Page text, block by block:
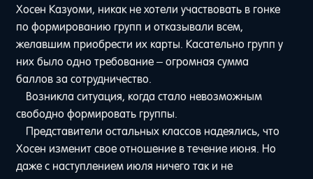
Хосен Казуоми, никак не хотели участвовать в гонке
по формированию групп и отказывали всем,
желавшим приобрести их карты. Касательно групп у
них было одно требование – огромная сумма
баллов за сотрудничество.
Возникла ситуация, когда стало невозможным
свободно формировать группы.
Представители остальных классов надеялись, что
Хосен изменит свое отношение в течение июня. Но
даже с наступлением июля ничего так и не